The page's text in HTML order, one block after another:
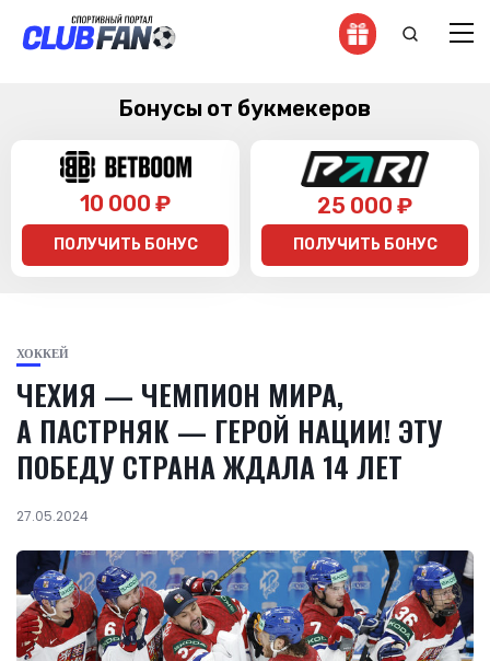
Бонусы от букмекеров
10 000 ₽
ПОЛУЧИТЬ БОНУС
25 000 ₽
ПОЛУЧИТЬ БОНУС
ХОККЕЙ
ЧЕХИЯ — ЧЕМПИОН МИРА,
А ПАСТРНЯК — ГЕРОЙ НАЦИИ! ЭТУ
ПОБЕДУ СТРАНА ЖДАЛА 14 ЛЕТ
27.05.2024